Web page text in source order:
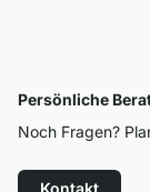
Persönliche
Noch Fragen?
Kontakt